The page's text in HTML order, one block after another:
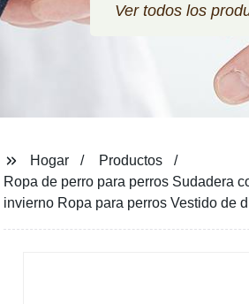
Ver todos los
Hogar
Productos
Ropa de perro para perros Sudadera
invierno Ropa para perros Vestido de